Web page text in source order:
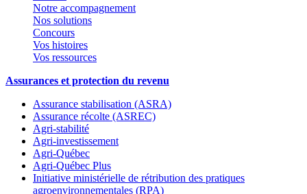
Notre accompagnement
Nos solutions
Concours
Vos histoires
Vos ressources
Assurances et protection du revenu
Assurance stabilisation (ASRA)
Assurance récolte (ASREC)
Agri-stabilité
Agri-investissement
Agri-Québec
Agri-Québec Plus
Initiative ministérielle de rétribution des pratiques
agroenvironnementales (RPA)